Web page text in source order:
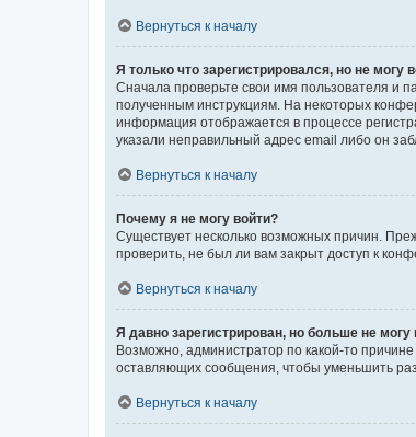
Вернуться к началу
Я только что зарегистрировался, но не могу
Сначала проверьте свои имя пользователя и
полученным инструкциям. На некоторых
информация отображается в процессе
указали неправильный адрес email либо он
Вернуться к началу
Почему я не могу войти?
Существует несколько возможных причин.
проверить, не был ли вам закрыт доступ к
Вернуться к началу
Я давно зарегистрирован, но больше не могу
Возможно, администратор по какой-то
оставляющих сообщения, чтобы уменьшить
Вернуться к началу